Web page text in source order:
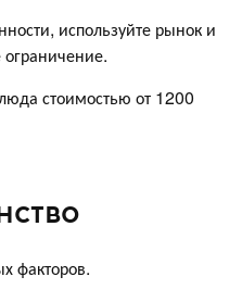
используйте рынок и
ограничение.
стоимостью от 1200
факторов.